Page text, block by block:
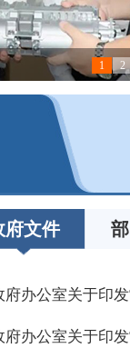
1 2
府文件
府办公室关于印
府办公室关于印